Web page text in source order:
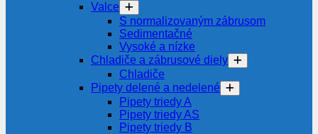
Valce
S normalizovaným zábrusom
Sedimentačné
Vysoké a nízke
Chladiče a zábrusové diely
Chladiče
Pipety delené a nedelené
Pipety triedy A
Pipety triedy AS
Pipety triedy B